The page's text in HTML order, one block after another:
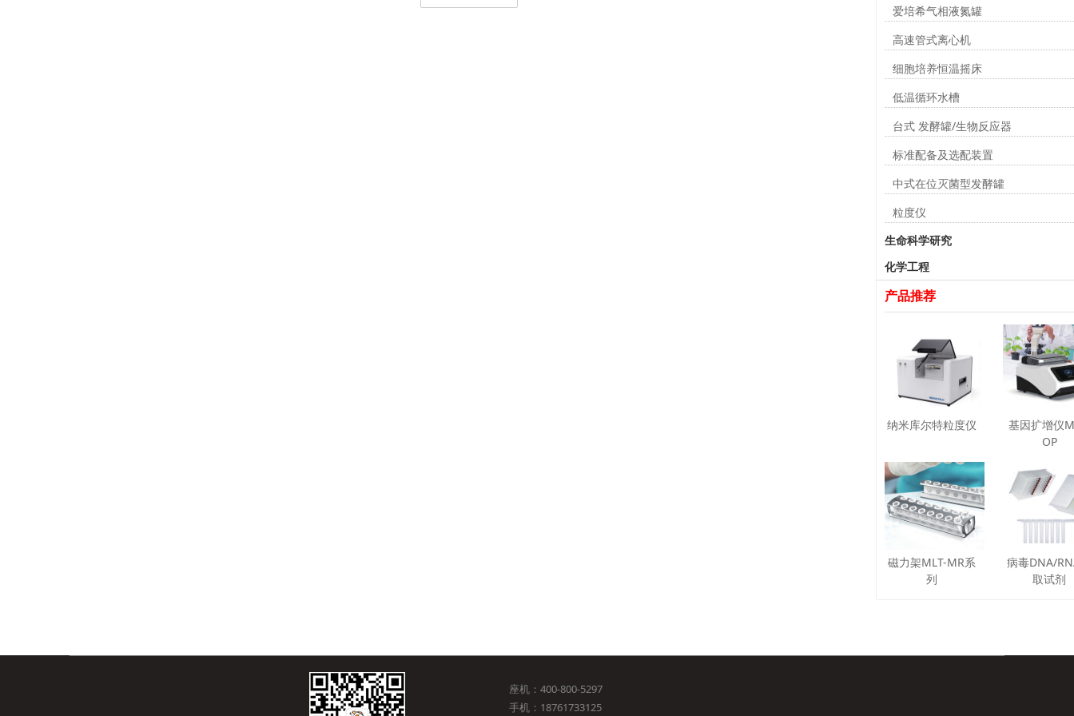
爱培希气相液氮罐
高速管式离心机
细胞培养恒温摇床
低温循环水槽
台式 发酵罐/生物反应器
标准配备及选配装置
中式在位灭菌型发酵罐
粒度仪
生命科学研究
化学工程
产品推荐
纳米库尔特粒度仪
基因扩增仪
OP
磁力架MLT-MR系
列
病毒DNA/
取试剂
座机：400-800-5297
手机：18761733125